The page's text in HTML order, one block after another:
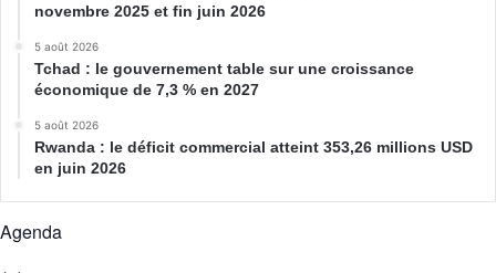
novembre 2025 et fin juin 2026
5 août 2026
Tchad : le gouvernement table sur une croissance
économique de 7,3 % en 2027
5 août 2026
Rwanda : le déficit commercial atteint 353,26 millions USD
en juin 2026
Agenda